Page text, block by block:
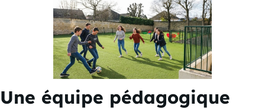
Une équipe pédagogique